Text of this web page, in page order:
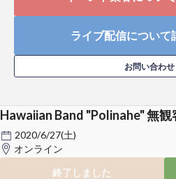
ライブ配信について
お問い合わせ
Hawaiian Band "Polinahe" 無観
2020/6/27(土)
オンライン
終了しました